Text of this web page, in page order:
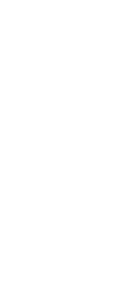
qu'elle est en
ne saurait être
la complétude,
utilisateurs.
2016-679).